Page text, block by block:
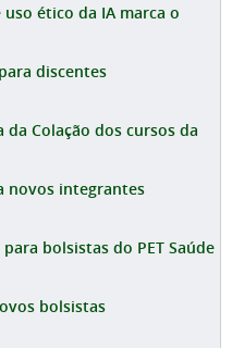
ético da IA marca o
discentes
Colação dos cursos da
novos integrantes
bolsistas do PET Saúde
bolsistas